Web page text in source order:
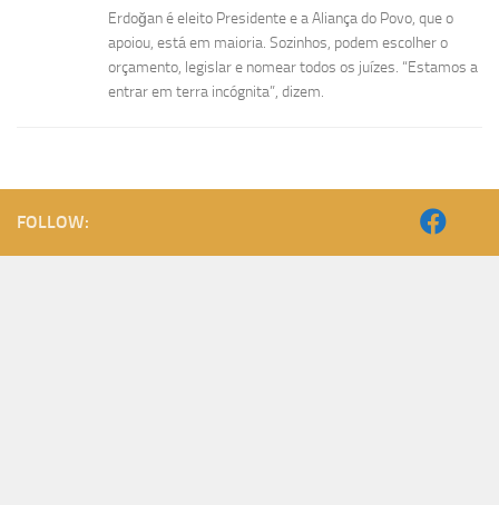
Erdoğan é eleito Presidente e a Aliança do Povo, que o
apoiou, está em maioria. Sozinhos, podem escolher o
orçamento, legislar e nomear todos os juízes. “Estamos a
entrar em terra incógnita”, dizem.
FOLLOW: